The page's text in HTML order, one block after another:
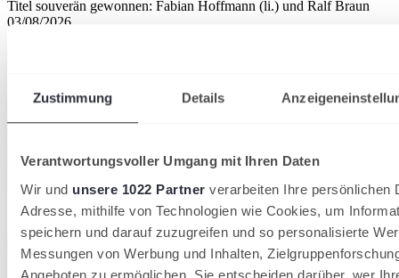
Zustimmung Details
Verantwortungsvoller Umgang mit Ihren Daten
Wir und unsere 1022 Partner verarbeiten Ihre persönlichen
Adresse, mithilfe von Technologien wie Cookies, um
speichern und darauf zuzugreifen und so personalisierte
Messungen von Werbung und Inhalten,
Angeboten zu ermöglichen. Sie entscheiden darüber, wer
Titel souverän gewonnen: Fabian Hoffmann (li.) und Ralf Braun
03/08/2026
Badischer Tennisverband